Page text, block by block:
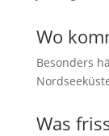
Wo
Besonders
Was